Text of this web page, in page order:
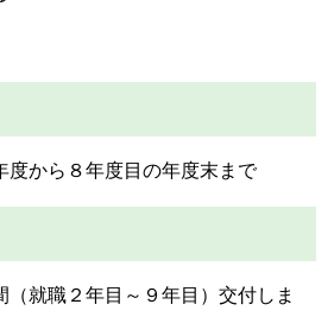
度から８年度目の年度末まで
（就職２年目～９年目）交付しま